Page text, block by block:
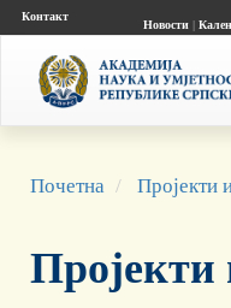
Контакт
Новости|
Почетна Пројекти
Пројекти